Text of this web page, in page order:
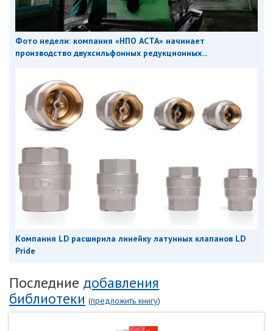
Фото недели: компания «НПО АСТА» начинает
производство двухсильфонных редукционных...
Компания LD расширила линейку латунных клапанов LD
Pride
Последние добавления
библиотеки (предложить книгу)